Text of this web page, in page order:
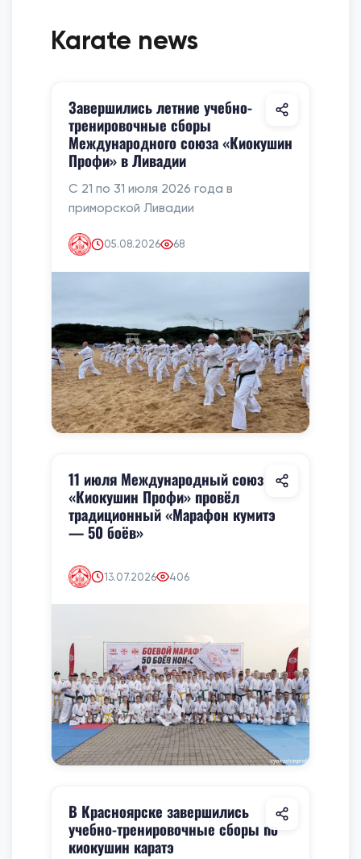
Karate news
Завершились летние учебно-
тренировочные сборы
Международного союза «Киокушин
Профи» в Ливадии
С 21 по 31 июля 2026 года в
приморской Ливадии
05.08.2026 68
11 июля Международный союз
«Киокушин Профи» провёл
традиционный «Марафон кумитэ
— 50 боёв»
13.07.2026 406
В Красноярске завершились
учебно-тренировочные сборы по
киокушин каратэ